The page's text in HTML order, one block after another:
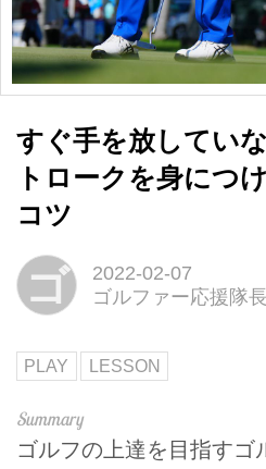
すぐ手を放してい
トロークを身につ
コツ
ゴ
2022-02-07
ゴルファー応援隊
PLAY LESSON
ゴルフの上達を目指すゴ